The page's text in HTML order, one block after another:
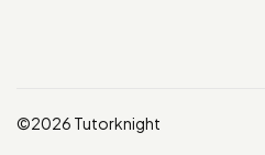
©2026 Tutorknight